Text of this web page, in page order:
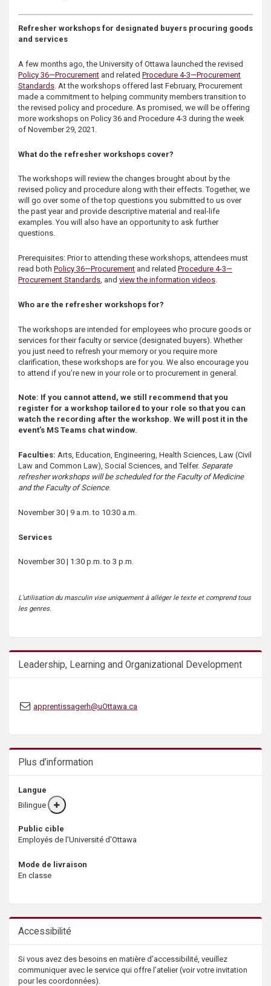
Refresher workshops for designated buyers procuring goods
and services
A few months ago, the University of Ottawa launched the revised
Policy 36—Procurement and related Procedure 4-3—Procurement
Standards . At the workshops offered last February, Procurement
made a commitment to helping community members transition to
the revised policy and procedure. As promised, we will be offering
more workshops on Policy 36 and Procedure 4-3 during the week
of November 29, 2021.
What do the refresher workshops cover?
The workshops will review the changes brought about by the
revised policy and procedure along with their effects. Together, we
will go over some of the top questions you submitted to us over
the past year and provide descriptive material and real-life
examples. You will also have an opportunity to ask further
questions.
Prerequisites: Prior to attending these workshops, attendees must
read both Policy 36—Procurement and related Procedure 4-3—
Procurement Standards, and view the information videos.
Who are the refresher workshops for?
The workshops are intended for employees who procure goods or
services for their faculty or service (designated buyers). Whether
you just need to refresh your memory or you require more
clarification, these workshops are for you. We also encourage you
to attend if you’re new in your role or to procurement in general.
Note: If you cannot attend, we still recommend that you
register for a workshop tailored to your role so that you can
watch the recording after the workshop. We will post it in the
event’s MS Teams chat window.
Faculties: Arts, Education, Engineering, Health Sciences, Law (Civil
Law and Common Law), Social Sciences, and Telfer. Separate
refresher workshops will be scheduled for the Faculty of Medicine
and the Faculty of Science.
November 30 | 9 a.m. to 10:30 a.m.
Services
November 30 | 1:30 p.m. to 3 p.m.
L’utilisation du masculin vise uniquement à alléger le texte et comprend tous
les genres.
Leadership, Learning and Organizational Development
apprentissagerh@uOttawa.ca
Plus d’information
Langue
Bilingue
More
info
Public cible
Employés de l'Université d'Ottawa
Mode de livraison
En classe
Accessibilité
Si vous avez des besoins en matière d’accessibilité, veuillez
communiquer avec le service qui offre l’atelier (voir votre invitation
pour les coordonnées).